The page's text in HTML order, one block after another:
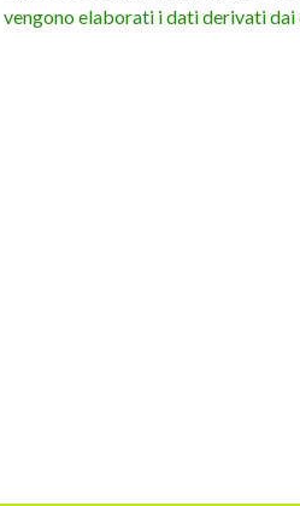
vengono elaborati i dati derivati